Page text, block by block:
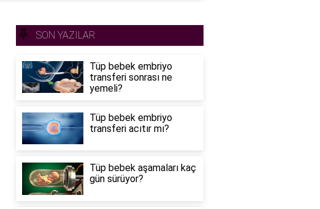
SON YAZILAR
Tüp bebek embriyo
transferi sonrası ne
yemeli?
Tüp bebek embriyo
transferi acıtır mı?
Tüp bebek aşamaları kaç
gün sürüyor?